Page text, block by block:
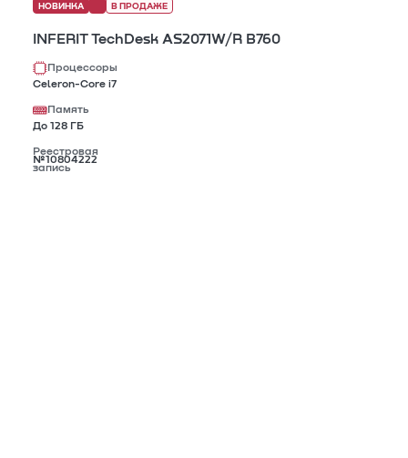
НОВИНКА В ПРОДАЖЕ
INFERIT TechDesk AS2071W/R B760
Процессоры
Celeron-Core i7
Память
До 128 ГБ
Реестровая
запись
№10804222